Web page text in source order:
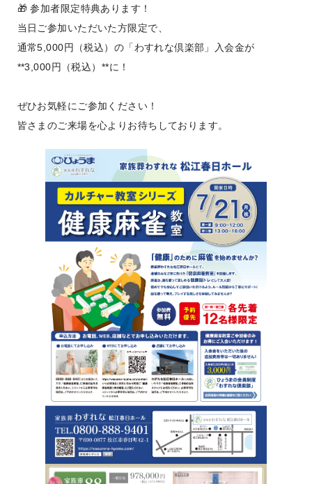
🎁 参加者限定特典あります！
当日ご参加いただいた方限定で、
通常5,000円（税込）の「わすれな倶楽部」入会金が
**3,000円（税込）**に！
ぜひお気軽にご参加ください！
皆さまのご来場を心よりお待ちしております。